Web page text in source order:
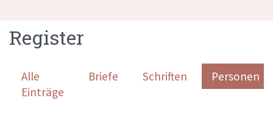
Register
Alle
Einträge
Briefe Schriften Personen